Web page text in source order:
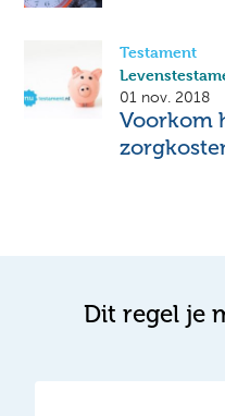
Testament
01 nov. 2018
Voorkom
Dit regel je